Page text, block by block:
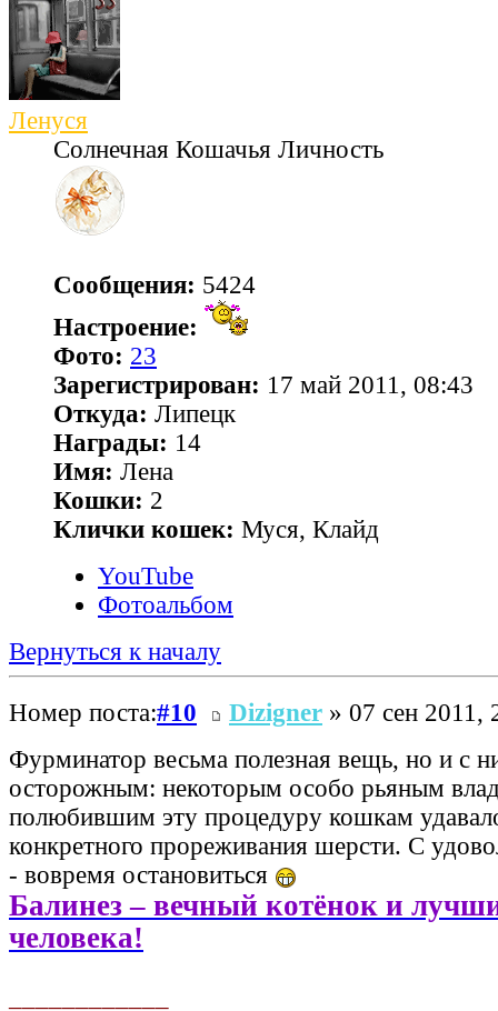
Ленуся
Солнечная Кошачья Личность
Сообщения: 5424
Настроение:
Фото: 23
Зарегистрирован: 17 май 2011, 08:43
Откуда: Липецк
Награды: 14
Имя: Лена
Кошки: 2
Клички кошек: Муся, Клайд
YouTube
Фотоальбом
Вернуться к началу
Номер поста:#10 Dizigner » 07 сен 2011,
Фурминатор весьма полезная вещь, но и с
осторожным: некоторым особо рьяным
полюбившим эту процедуру кошкам
конкретного прореживания шерсти. С
- вовремя остановиться
Балинез – вечный котёнок и
человека!